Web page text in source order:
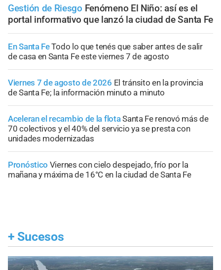
Gestión de Riesgo Fenómeno El Niño: así es el
portal informativo que lanzó la ciudad de Santa Fe
En Santa FeTodo lo que tenés que saber antes de salir
de casa en Santa Fe este viernes 7 de agosto
Viernes 7 de agosto de 2026 El tránsito en la provincia
de Santa Fe; la información minuto a minuto
Aceleran el recambio de la flotaSanta Fe renovó más de
70 colectivos y el 40% del servicio ya se presta con
unidades modernizadas
Pronóstico Viernes con cielo despejado, frío por la
mañana y máxima de 16°C en la ciudad de Santa Fe
+ Sucesos